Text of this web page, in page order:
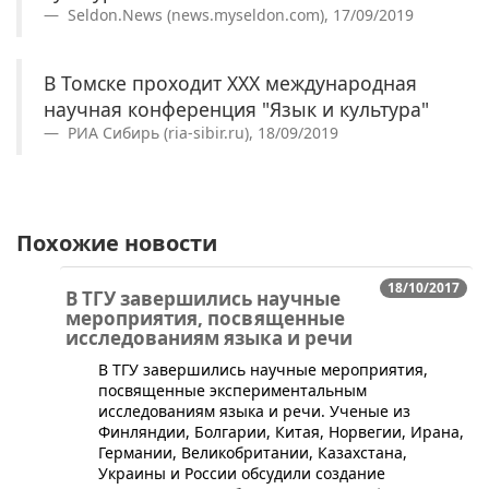
Seldon.News (news.myseldon.com), 17/09/2019
В Томске проходит XXX международная
научная конференция "Язык и культура"
РИА Сибирь (ria-sibir.ru), 18/09/2019
Похожие новости
18/10/2017
В ТГУ завершились научные
мероприятия, посвященные
исследованиям языка и речи
​В ТГУ завершились научные мероприятия,
посвященные экспериментальным
исследованиям языка и речи. Ученые из
Финляндии, Болгарии, Китая, Норвегии, Ирана,
Германии, Великобритании, Казахстана,
Украины и России обсудили создание